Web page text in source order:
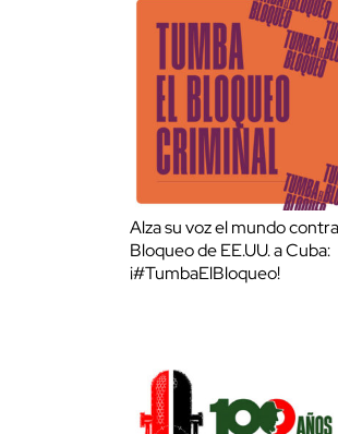
Alza su voz el mundo
Bloqueo de EE.UU. a Cuba:
¡#TumbaElBloqueo!